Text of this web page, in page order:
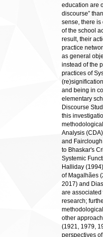
education are
discourse”
sense, there is
of the school
result, their
practice
as general
instead of the
practices of
and being in
elementary
Discourse
this
Analysis
and
to Bhaskar's
Systemic
Halliday
of Magalhães
2017) and
are
research;
other
(1921, 1979,
perspectives